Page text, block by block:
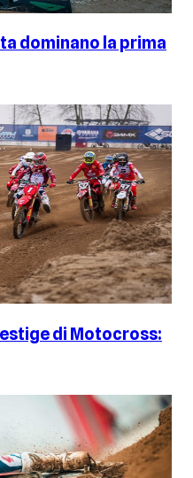
dominano la prima
di Motocross: